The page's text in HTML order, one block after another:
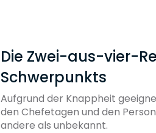
Die Zwei-aus-vier-
Schwerpunkts
Aufgrund der Knappheit
den Chefetagen und den
andere als unbekannt.